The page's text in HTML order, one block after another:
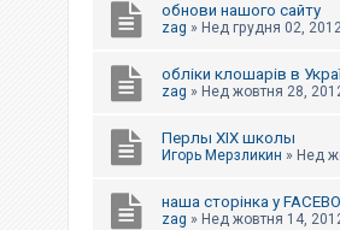
обнови нашого сайту
zag » Нед грудня 02,
обліки клошарів в
zag » Нед жовтня 28,
Перлы ХІХ школы
Игорь Мерзликин » Нед
наша сторінка у
zag » Нед жовтня 14,